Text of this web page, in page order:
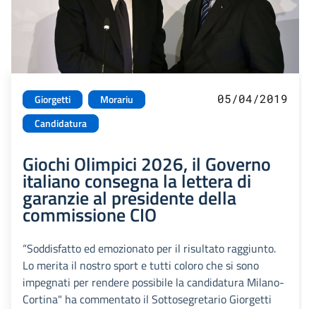
Giorgetti
Morariu
Candidatura
05/04/2019
Giochi Olimpici 2026, il Governo
italiano consegna la lettera di
garanzie al presidente della
commissione CIO
“Soddisfatto ed emozionato per il risultato raggiunto.
Lo merita il nostro sport e tutti coloro che si sono
impegnati per rendere possibile la candidatura Milano-
Cortina" ha commentato il Sottosegretario Giorgetti